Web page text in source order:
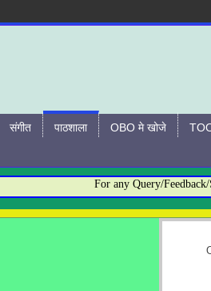
संगीत पाठशाला OBO मे खोजे
For any Query/Feedback/